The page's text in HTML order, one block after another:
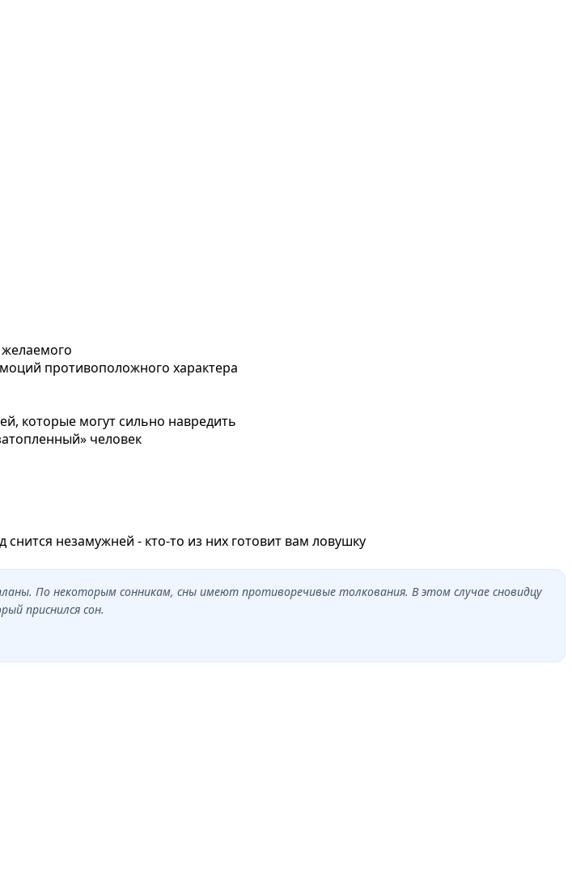
противоположного характера
которые могут сильно навредить
человек
незамужней - кто-то из них готовит вам ловушку
По некоторым сонникам, сны имеют противоречивые толкования. В этом случае сновидцу
приснился сон.